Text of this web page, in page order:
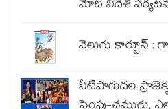
మోదీ విదేశీ
వెలుగు కార్టూన్
నీటిపారుదల